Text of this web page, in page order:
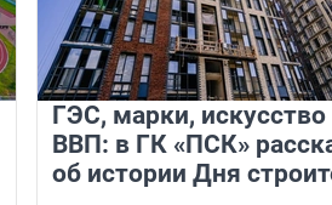
ГЭС, марки, искусство
ВВП: в ГК «ПСК»
об истории Дня